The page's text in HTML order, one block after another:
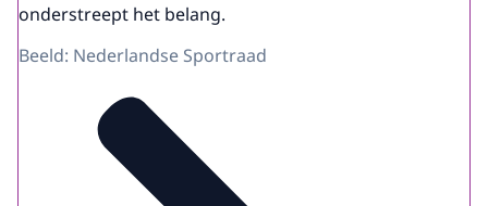
onderstreept het belang.
Beeld: Nederlandse Sportraad